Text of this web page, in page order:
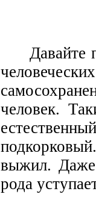
Давайте
человек.
выжил. Даже
рода